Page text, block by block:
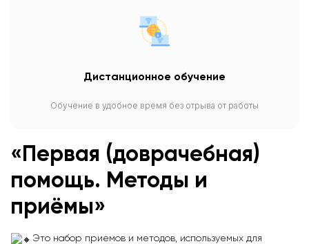
Дистанционное обучение
Обучение в удобное время без отрыва от работы
«Первая (доврачебная)
помощь. Методы и
приёмы»
Это набор приемов и методов, используемых для